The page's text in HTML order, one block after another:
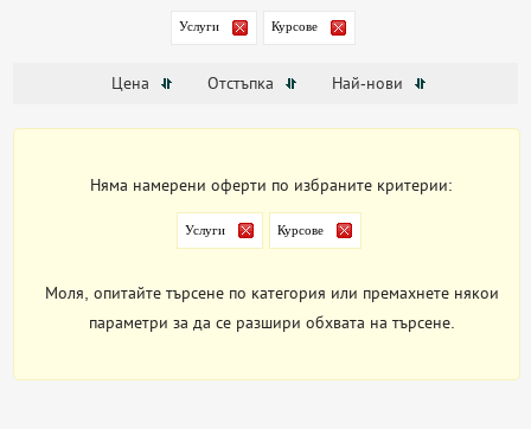
Услуги Курсове
Цена Отстъпка Най-нови
Няма намерени оферти по избраните критерии:
Услуги Курсове
Моля, опитайте търсене по категория или премахнете някои
параметри за да се разшири обхвата на търсене.